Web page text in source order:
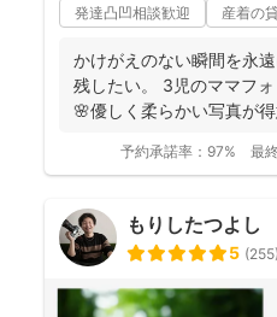
発達凸凹相談歓迎 産着の
かけがえのない瞬間を永
残したい。 3児のママフ
🌸優しく柔らかい写真が
予約承諾率： 97% 最
もりしたつよし
5 (255)